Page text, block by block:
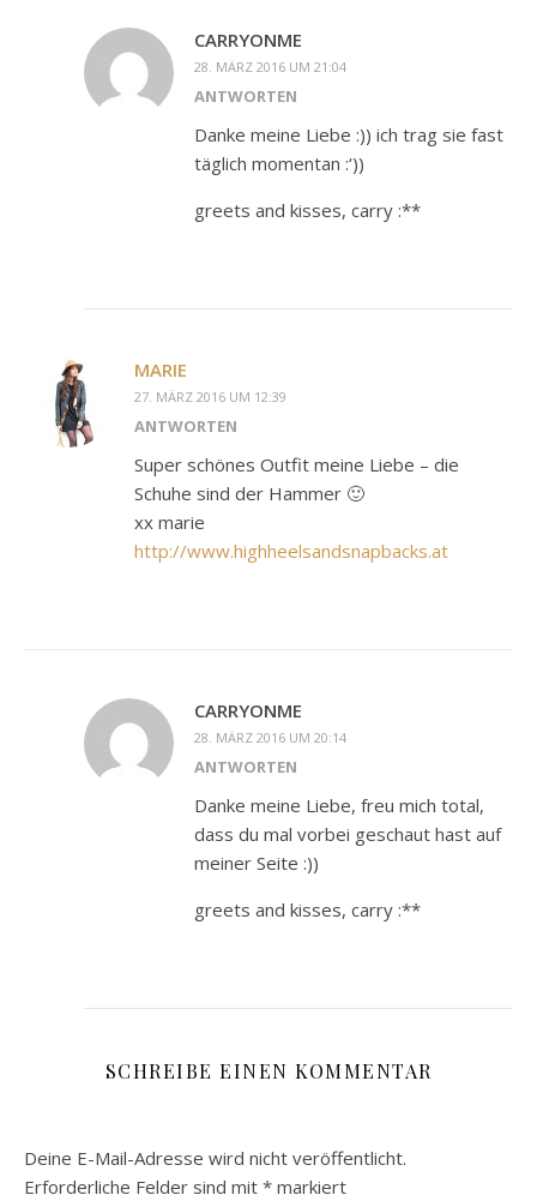
CARRYONME
28. MÄRZ 2016 UM 21:04
ANTWORTEN
Danke meine Liebe :)) ich trag sie fast
täglich momentan :‘))
greets and kisses, carry :**
MARIE
27. MÄRZ 2016 UM 12:39
ANTWORTEN
Super schönes Outfit meine Liebe – die
Schuhe sind der Hammer 🙂
xx marie
http://www.highheelsandsnapbacks.at
CARRYONME
28. MÄRZ 2016 UM 20:14
ANTWORTEN
Danke meine Liebe, freu mich total,
dass du mal vorbei geschaut hast auf
meiner Seite :))
greets and kisses, carry :**
SCHREIBE EINEN KOMMENTAR
Deine E-Mail-Adresse wird nicht veröffentlicht.
Erforderliche Felder sind mit * markiert